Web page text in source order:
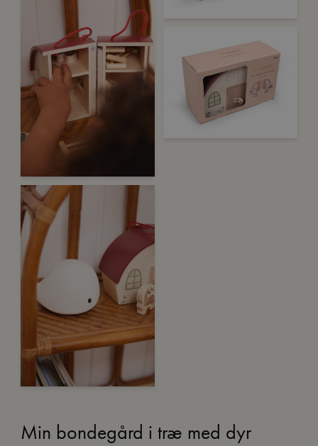
Min bondegård i træ med dyr